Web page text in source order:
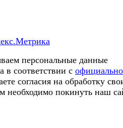
персональные данные
в соответствии с
согласия на обработку
необходимо покинуть наш